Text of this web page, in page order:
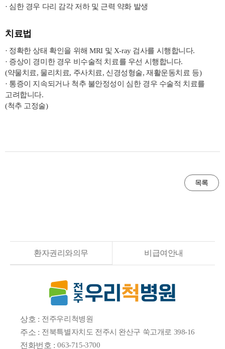
· 심한 경우 다리 감각 저하 및 근력 약화 발생
치료법
· 정확한 상태 확인을 위해 MRI 및 X-ray 검사를 시행합니다.
· 증상이 경미한 경우 비수술적 치료를 우선 시행합니다.
(약물치료, 물리치료, 주사치료, 신경성형술, 재활운동치료 등)
· 통증이 지속되거나 척추 불안정성이 심한 경우 수술적 치료를
고려합니다.
(척추 고정술)
목록
환자권리와의무 비급여안내
상호 : 전주우리척병원
주소 : 전북특별자치도 전주시 완산구 쑥고개로 398-16
전화번호 : 063-715-3700